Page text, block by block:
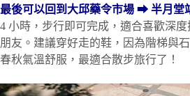
最後可以回到大邱藥令市場 ➡ 半月堂
4 小時，步行即可完成，適合喜歡深
朋友。建議穿好走的鞋，因為階梯與
春秋氣溫舒服，最適合散步旅行了！